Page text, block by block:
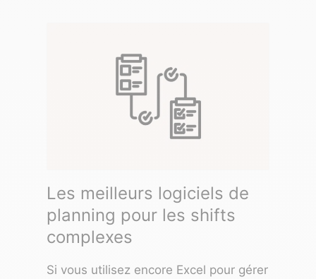
Les meilleurs logiciels de
planning pour les shifts
complexes
Si vous utilisez encore Excel pour gérer